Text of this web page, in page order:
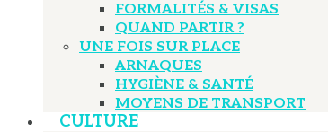
FORMALITÉS & VISAS
QUAND PARTIR ?
UNE FOIS SUR PLACE
ARNAQUES
HYGIÈNE & SANTÉ
MOYENS DE TRANSPORT
CULTURE